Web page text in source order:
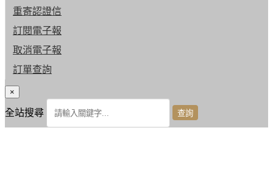
重寄認證信
訂閱電子報
取消電子報
訂單查詢
×
全站搜尋